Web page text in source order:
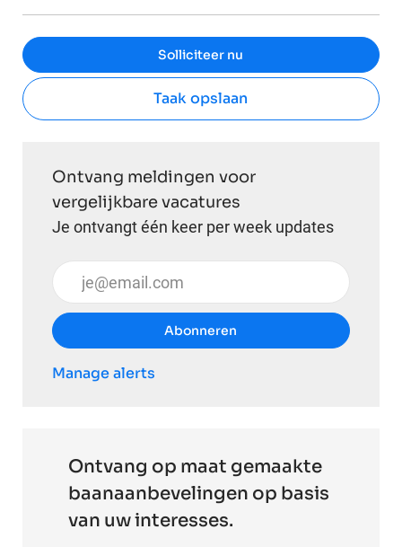
Solliciteer nu
Taak opslaan
Ontvang meldingen voor
vergelijkbare vacatures
Je ontvangt één keer per week updates
Voer uw e-mailadres in (vereist)
Abonneren
Manage alerts
Ontvang op maat gemaakte
baanaanbevelingen op basis
van uw interesses.